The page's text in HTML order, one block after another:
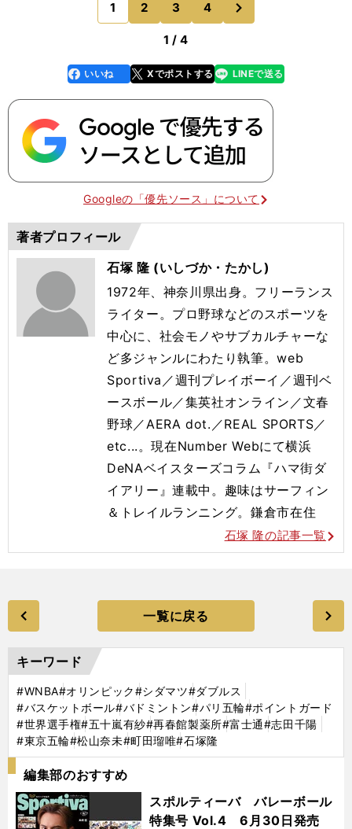
ないという気持
1 2 3 4
のページへ
1 / 4
faceboo
k
いいね Xでポストする
line LINEで送る
Googleの「優先ソース」について
著者プロフィール
石塚 隆 (いしづか・たかし)
1972年、神奈川県出身。フリーランス
ライター。プロ野球などのスポーツを
中心に、社会モノやサブカルチャーな
ど多ジャンルにわたり執筆。web
Sportiva／週刊プレイボーイ／週刊ベ
ースボール／集英社オンライン／文春
野球／AERA dot.／REAL SPORTS／
etc...。現在Number Webにて横浜
DeNAベイスターズコラム『ハマ街ダ
イアリー』連載中。趣味はサーフィン
＆トレイルランニング。鎌倉市在住
石塚 隆の記事一覧
一覧に戻る
キーワード
#WNBA#オリンピック#シダマツ#ダブルス
#バスケットボール#バドミントン#パリ五輪#ポイントガード
#世界選手権#五十嵐有紗#再春館製薬所#富士通#志田千陽
#東京五輪#松山奈未#町田瑠唯#石塚隆
編集部のおすすめ
スポルティーバ バレーボール
特集号 Vol.4 6月30日発売